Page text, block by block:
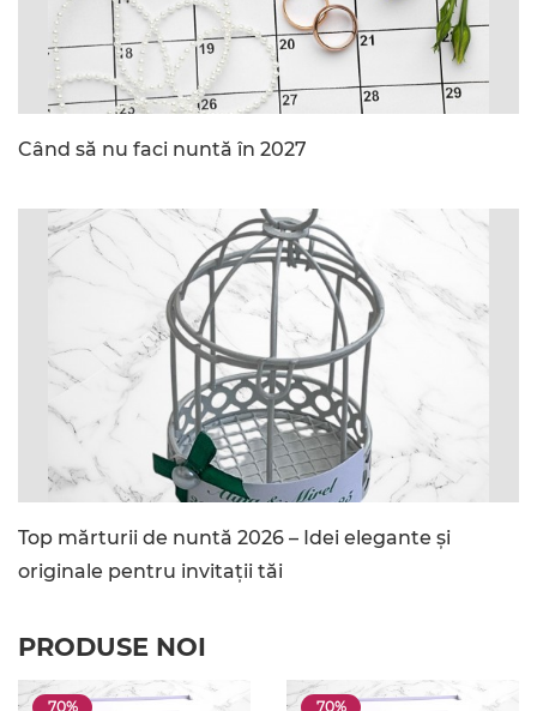
Când să nu faci nuntă în 2027
Top mărturii de nuntă 2026 – Idei elegante și
originale pentru invitații tăi
PRODUSE NOI
70% 70%